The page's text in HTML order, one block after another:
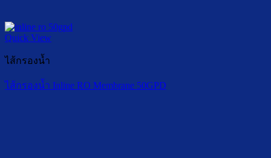
Quick View
ไส้กรองน้ำ
ไส้กรองน้ำ Inline RO Membrane 50GPD